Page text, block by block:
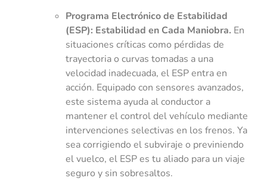
Programa Electrónico de Estabilidad
(ESP): Estabilidad en Cada Maniobra. En
situaciones críticas como pérdidas de
trayectoria o curvas tomadas a una
velocidad inadecuada, el ESP entra en
acción. Equipado con sensores avanzados,
este sistema ayuda al conductor a
mantener el control del vehículo mediante
intervenciones selectivas en los frenos. Ya
sea corrigiendo el subviraje o previniendo
el vuelco, el ESP es tu aliado para un viaje
seguro y sin sobresaltos.